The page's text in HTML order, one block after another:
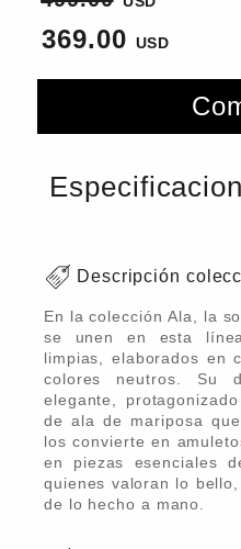
369.00
Descripción
En la colección Ala, la
se unen en esta
limpias, elaborados en
colores neutros. Su
elegante,
de ala de mariposa
los convierte en
en piezas esenciales
quienes valoran lo
de lo hecho a mano.